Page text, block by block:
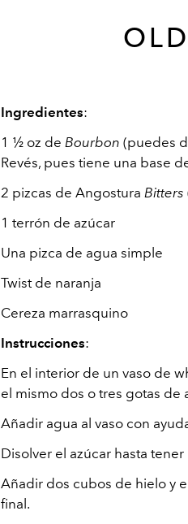
Ingredientes:
1 ½ oz de Bourbon (puedes
Revés, pues tiene una base
2 pizcas de Angostura Bitters
1 terrón de azúcar
Una pizca de agua simple
Twist de naranja
Cereza marrasquino
Instrucciones:
En el interior de un vaso de
el mismo dos o tres gotas de
Añadir agua al vaso con
Disolver el azúcar hasta
Añadir dos cubos de hielo y
final.